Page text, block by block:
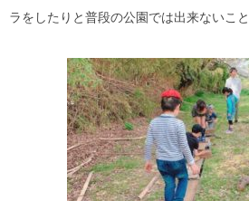
ラをしたりと普段の公園では出来ないこ